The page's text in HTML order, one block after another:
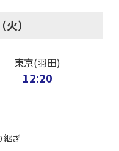
）
東京(羽田)
12:20
継ぎ